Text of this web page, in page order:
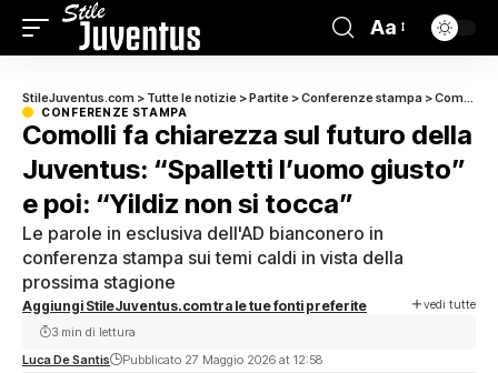
Aa
StileJuventus.com > Tutte le notizie >Partite >Conferenze stampa >Comolli fa chiarezza sul futuro della Juventus: “Spalletti l’uomo giusto” e poi: “Yildiz non si tocca”
CONFERENZE STAMPA
Comolli fa chiarezza sul futuro della
Juventus: “Spalletti l’uomo giusto”
e poi: “Yildiz non si tocca”
Le parole in esclusiva dell'AD bianconero in
conferenza stampa sui temi caldi in vista della
prossima stagione
Aggiungi StileJuventus.com tra le tue fonti preferite vedi tutte
Luca De Santis Pubblicato 27 Maggio 2026 at 12:58
3 min di lettura